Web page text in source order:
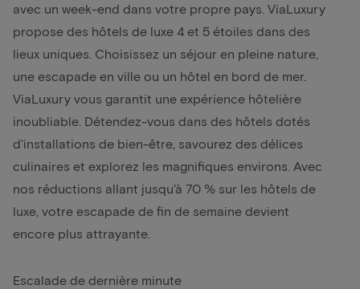
avec un week-end dans votre propre pays. ViaLuxury
propose des hôtels de luxe 4 et 5 étoiles dans des
lieux uniques. Choisissez un séjour en pleine nature,
une escapade en ville ou un hôtel en bord de mer.
ViaLuxury vous garantit une expérience hôtelière
inoubliable. Détendez-vous dans des hôtels dotés
d'installations de bien-être, savourez des délices
culinaires et explorez les magnifiques environs. Avec
nos réductions allant jusqu'à 70 % sur les hôtels de
luxe, votre escapade de fin de semaine devient
encore plus attrayante.
Escalade de dernière minute